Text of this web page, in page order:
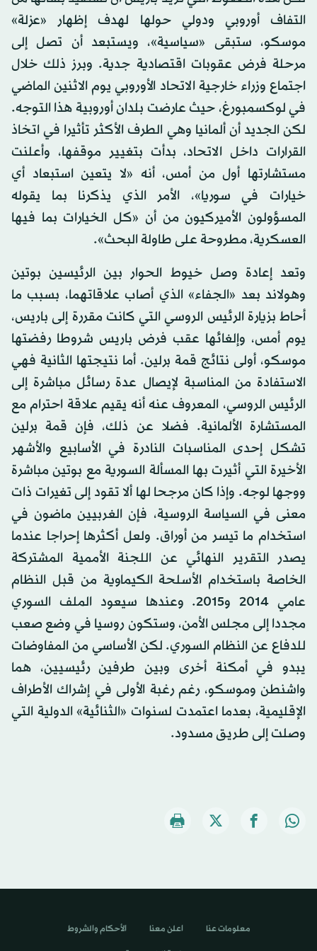
التفاف أوروبي ودولي حولها لهدف إظهار «عزلة»
موسكو، ستبقى «سياسية»، ويستبعد أن تصل إلى
مرحلة فرض عقوبات اقتصادية جدية. وبرز ذلك خلال
اجتماع وزراء خارجية الاتحاد الأوروبي يوم الاثنين الماضي
في لوكسمبورغ، حيث عارضت بلدان أوروبية هذا التوجه.
لكن الجديد أن ألمانيا وهي الطرف الأكثر تأثيرا في اتخاذ
القرارات داخل الاتحاد، بدأت بتغيير موقفها، وأعلنت
مستشارتها أول من أمس، أنه «لا يتعين استبعاد أي
خيارات في سوريا»، الأمر الذي يذكرنا بما يقوله
المسؤولون الأميركيون من أن «كل الخيارات بما فيها
العسكرية، مطروحة على طاولة البحث».
وتعد إعادة وصل خيوط الحوار بين الرئيسين بوتين
وهولاند بعد «الجفاء» الذي أصاب علاقاتهما، بسبب ما
أحاط بزيارة الرئيس الروسي التي كانت مقررة إلى باريس،
يوم أمس، وإلغائها عقب فرض باريس شروطا رفضتها
موسكو، أولى نتائج قمة برلين. أما نتيجتها الثانية فهي
الاستفادة من المناسبة لإيصال عدة رسائل مباشرة إلى
الرئيس الروسي، المعروف عنه أنه يقيم علاقة احترام مع
المستشارة الألمانية. فضلا عن ذلك، فإن قمة برلين
تشكل إحدى المناسبات النادرة في الأسابيع والأشهر
الأخيرة التي أثيرت بها المسألة السورية مع بوتين مباشرة
ووجها لوجه. وإذا كان مرجحا لها ألا تقود إلى تغيرات ذات
معنى في السياسة الروسية، فإن الغربيين ماضون في
استخدام ما تيسر من أوراق. ولعل أكثرها إحراجا عندما
يصدر التقرير النهائي عن اللجنة الأممية المشتركة
الخاصة باستخدام الأسلحة الكيماوية من قبل النظام
عامي 2014 و2015. وعندها سيعود الملف السوري
مجددا إلى مجلس الأمن، وستكون روسيا في وضع صعب
للدفاع عن النظام السوري. لكن الأساسي من المفاوضات
يبدو في أمكنة أخرى وبين طرفين رئيسيين، هما
واشنطن وموسكو، رغم رغبة الأولى في إشراك الأطراف
الإقليمية، بعدما اعتمدت لسنوات «الثنائية» الدولية التي
وصلت إلى طريق مسدود.
معلومات عنا اعلن معنا الأحكام والشروط